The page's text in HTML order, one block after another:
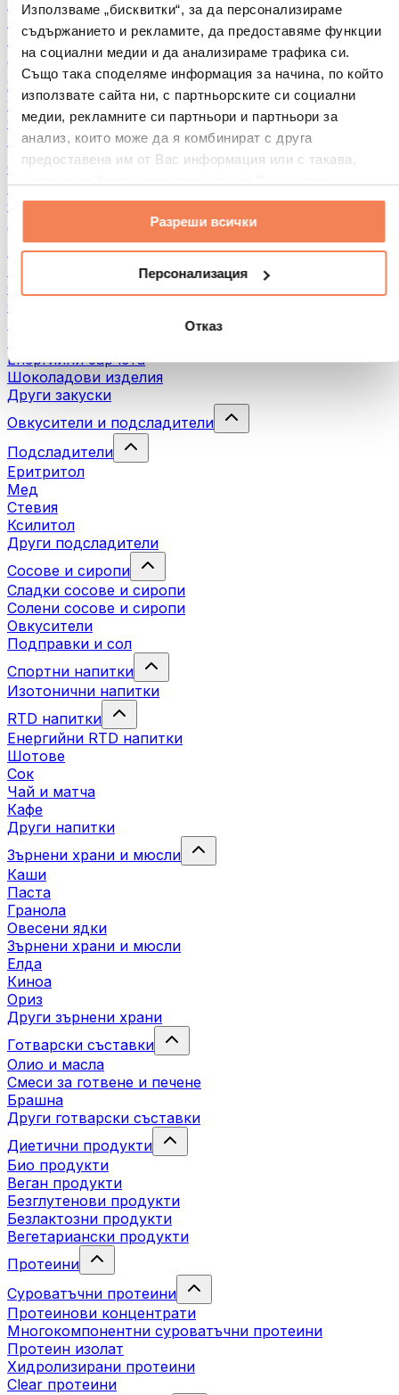
Използваме „бисквитки“, за да персонализираме
съдържанието и рекламите, да предоставяме функции
на социални медии и да анализираме трафика си.
Също така споделяме информация за начина, по който
използвате сайта ни, с партньорските си социални
медии, рекламните си партньори и партньори за
анализ, които може да я комбинират с друга
предоставена им от Вас информация или с такава,
услугите им.
Разреши всички
Персонализация
Отказ
Хляб и печива
Бобови култури
Други
Ядкови масла
100% Ядкови масла
Сладки ядкови масла
Протеинови ядкови масла
Суперхрани
Зелени суперхрани
Фибри
Други суперхрани
3акуски
Протеинови бaрове
Сушено месо
Сушени плодове
Енергийни барчета
Шоколадови изделия
Други закуски
Овкусители и подсладители
Подсладители
Еритритол
Мед
Стевия
Ксилитол
Други подсладители
Сосове и сиропи
Сладки сосове и сиропи
Солени сосове и сиропи
Овкусители
Подправки и сол
Спортни напитки
Изотонични напитки
RTD напитки
Енергийни RTD напитки
Шотове
Сок
Чай и матча
Кафе
Други напитки
Зърнени храни и мюсли
Каши
Паста
Гранола
Овесени ядки
Зърнени храни и мюсли
Елда
Киноа
Ориз
Други зърнени храни
Готварски съставки
Олио и масла
Смеси за готвене и печене
Брашна
Други готварски съставки
Диетични продукти
Био продукти
Веган продукти
Безглутенови продукти
Безлактозни продукти
Вегетариански продукти
Протеини
Суроватъчни протеини
Протеинови концентрати
Многокомпонентни суроватъчни протеини
Протеин изолат
Хидролизирани протеини
Clear протеини